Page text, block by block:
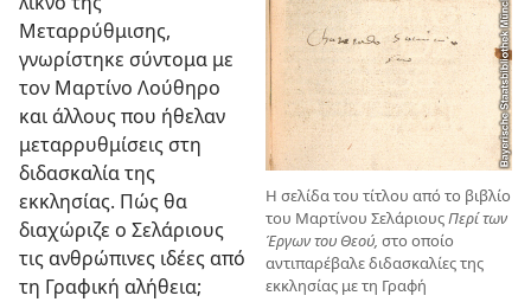
Η σελίδα του τίτλου από το βιβλίο
του Μαρτίνου ΣελάριουςΠερί των
Έργων του Θεού, στο οποίο
αντιπαρέβαλε διδασκαλίες της
εκκλησίας με τη Γραφή
Μεταρρύθμισης,
γνωρίστηκε σύντομα με
τον Μαρτίνο Λούθηρο
και άλλους που ήθελαν
μεταρρυθμίσεις στη
διδασκαλία της
εκκλησίας. Πώς θα
διαχώριζε ο Σελάριους
τις ανθρώπινες ιδέες από
τη Γραφική αλήθεια;